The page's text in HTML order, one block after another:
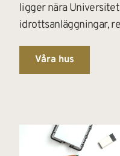
ligger nära
idrottsanläggningar,
Våra hus